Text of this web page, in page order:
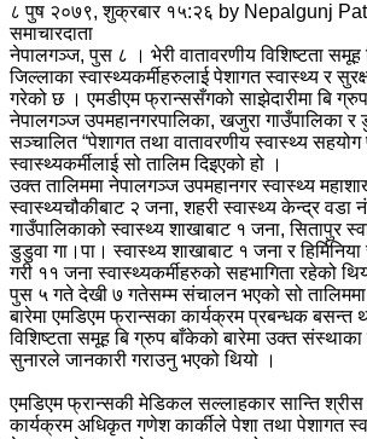
८ पुष २०७९, शुक्रबार १५:२६ by Nepalgunj
समाचारदाता
नेपालगञ्ज, पुस ८ । भेरी वातावरणीय विशिष्टता
जिल्लाका स्वास्थ्यकर्मीहरुलाई पेशागत स्वास्थ्य र
गरेको छ । एमडीएम फ्रान्ससँगको साझेदारीमा बि
नेपालगञ्ज उपमहानगरपालिका, खजुरा गाउँपालिका र
सञ्चालित “पेशागत तथा वातावरणीय स्वास्थ्य सहयोग
स्वास्थ्यकर्मीलाई सो तालिम दिइएको हो ।
उक्त तालिममा नेपालगञ्ज उपमहानगर स्वास्थ्य
स्वास्थ्यचौकीबाट २ जना, शहरी स्वास्थ्य केन्द्र वडा
गाउँपालिकाको स्वास्थ्य शाखाबाट १ जना, सितापुर
डुडुवा गा।पा। स्वास्थ्य शाखाबाट १ जना र
गरी ११ जना स्वास्थ्यकर्मीहरुको सहभागिता रहेको
पुस ५ गते देखी ७ गतेसम्म संचालन भएको सो तालिममा
बारेमा एमडिएम फ्रान्सका कार्यक्रम प्रबन्धक बसन्त
विशिष्टता समूह बि ग्रुप बाँकेको बारेमा उक्त संस्थाका
सुनारले जानकारी गराउनु भएको थियो ।
एमडिएम फ्रान्सकी मेडिकल सल्लाहकार सान्ति
कार्यक्रम अधिकृत गणेश कार्कीले पेशा तथा पेशागत